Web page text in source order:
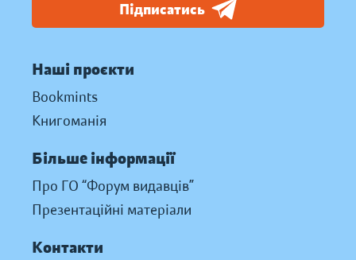
Підписатись
Наші проєкти
Bookmints
Книгоманія
Більше інформації
Про ГО “Форум видавців”
Презентаційні матеріали
Контакти